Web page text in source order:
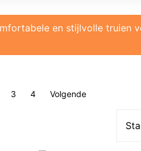
en stijlvolle truien
3 4 Volgende